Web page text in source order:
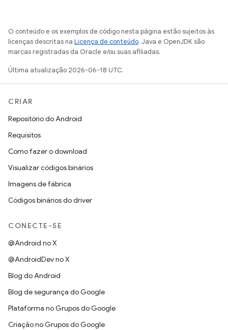
O conteúdo e os exemplos de código nesta página estão sujeitos às
licenças descritas na Licença de conteúdo. Java e OpenJDK são
marcas registradas da Oracle e/ou suas afiliadas.
Última atualização 2026-06-18 UTC.
CRIAR
Repositório do Android
Requisitos
Como fazer o download
Visualizar códigos binários
Imagens de fábrica
Códigos binários do driver
CONECTE-SE
@Android no X
@AndroidDev no X
Blog do Android
Blog de segurança do Google
Plataforma no Grupos do Google
Criação no Grupos do Google